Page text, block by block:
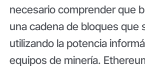
necesario comprender que
una cadena de bloques que
utilizando la potencia
equipos de minería.